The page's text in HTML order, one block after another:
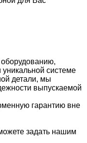
системе
детали, мы
выпускаемой
гарантию вне
задать нашим